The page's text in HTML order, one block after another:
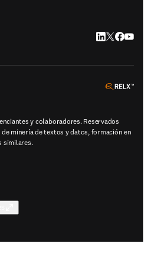
LinkedIn se
Twitter se
y colaboradores. Reservados
minería de textos y datos, formación en
similares.